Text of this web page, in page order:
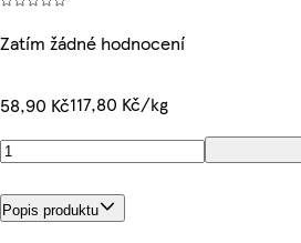
Zatím žádné hodnocení
58,90 Kč117,80 Kč/kg
Popis produktu